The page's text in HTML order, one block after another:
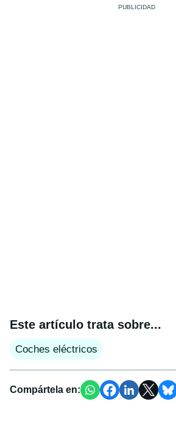
Este artículo trata sobre...
Coches eléctricos
Compártela en: